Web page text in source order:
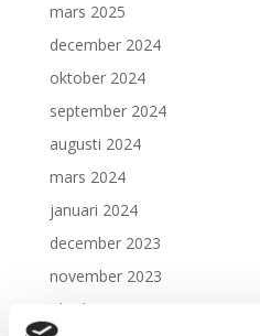
mars 2025
december 2024
oktober 2024
september 2024
augusti 2024
mars 2024
januari 2024
december 2023
november 2023
oktober 2023